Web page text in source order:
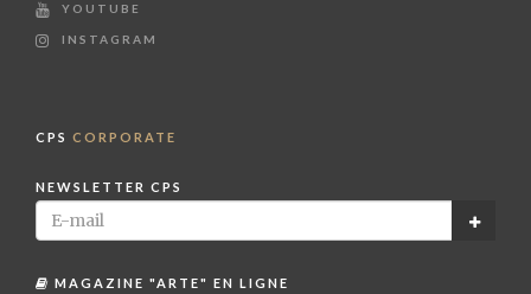
YOUTUBE
INSTAGRAM
CPS CORPORATE
NEWSLETTER CPS
MAGAZINE "ARTE" EN LIGNE